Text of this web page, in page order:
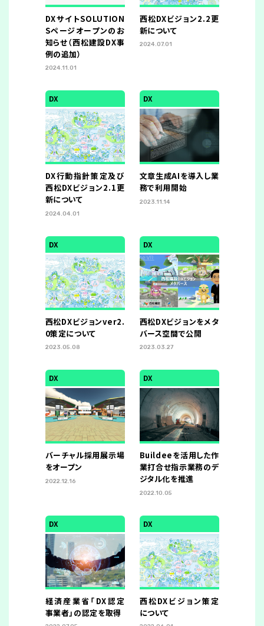
DXサイトSOLUTION
Sページオープンのお
知らせ（西松建設DX事
例の追加）
2024.11.01
西松DXビジョン2.2更
新について
2024.07.01
DX
DX行動指針策定及び
西松DXビジョン2.1更
新について
2024.04.01
DX
文章生成AIを導入し業
務で利用開始
2023.11.14
DX
西松DXビジョンver2.
0策定について
2023.05.08
DX
西松DXビジョンをメタ
バース空間で公開
2023.03.27
DX
バーチャル採用展示場
をオープン
2022.12.16
DX
Buildeeを活用した作
業打合せ指示業務のデ
ジタル化を推進
2022.10.05
DX
経済産業省「DX認定
事業者」の認定を取得
DX
西松DXビジョン策定
について